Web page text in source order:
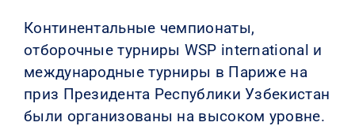
Континентальные чемпионаты,
отборочные турниры WSP international и
международные турниры в Париже на
приз Президента Республики Узбекистан
были организованы на высоком уровне.